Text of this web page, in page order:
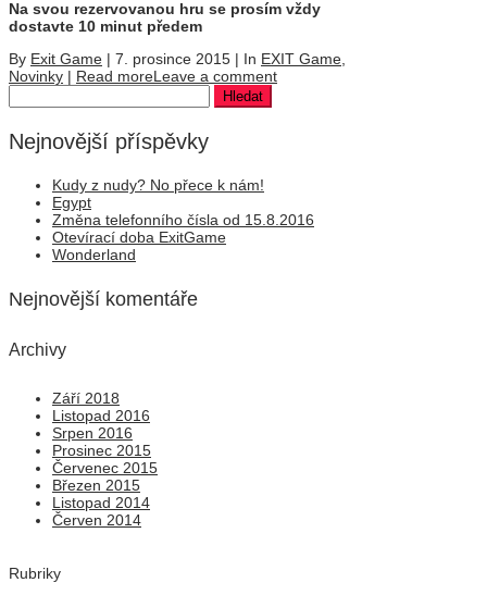
Na svou rezervovanou hru se prosím vždy
dostavte 10 minut předem
By Exit Game | 7. prosince 2015 | In EXIT Game
Novinky | Read moreLeave a comment
Nejnovější příspěvky
Kudy z nudy? No přece k nám!
Egypt
Změna telefonního čísla od 15.8.2016
Otevírací doba ExitGame
Wonderland
Nejnovější komentáře
Archivy
Září 2018
Listopad 2016
Srpen 2016
Prosinec 2015
Červenec 2015
Březen 2015
Listopad 2014
Červen 2014
Rubriky